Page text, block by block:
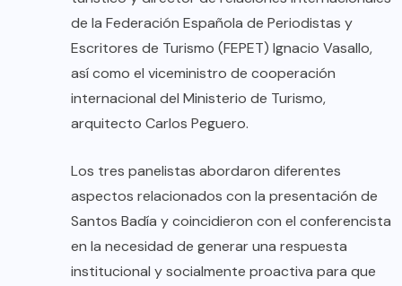
de la Federación Española de Periodistas y
Escritores de Turismo (FEPET) Ignacio Vasallo,
así como el viceministro de cooperación
internacional del Ministerio de Turismo,
arquitecto Carlos Peguero.
Los tres panelistas abordaron diferentes
aspectos relacionados con la presentación de
Santos Badía y coincidieron con el conferencista
en la necesidad de generar una respuesta
institucional y socialmente proactiva para que